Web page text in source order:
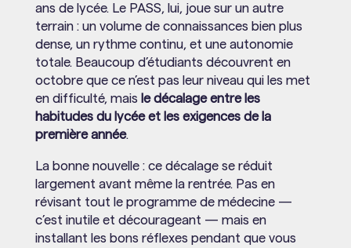
ans de lycée. Le PASS, lui, joue sur un autre
terrain : un volume de connaissances bien plus
dense, un rythme continu, et une autonomie
totale. Beaucoup d’étudiants découvrent en
octobre que ce n’est pas leur niveau qui les met
en difficulté, mais le décalage entre les
habitudes du lycée et les exigences de la
première année.
La bonne nouvelle : ce décalage se réduit
largement avant même la rentrée. Pas en
révisant tout le programme de médecine —
c’est inutile et décourageant — mais en
installant les bons réflexes pendant que vous